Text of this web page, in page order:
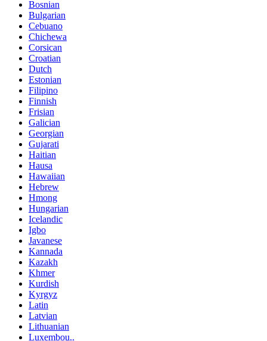
Bosnian
Bulgarian
Cebuano
Chichewa
Corsican
Croatian
Dutch
Estonian
Filipino
Finnish
Frisian
Galician
Georgian
Gujarati
Haitian
Hausa
Hawaiian
Hebrew
Hmong
Hungarian
Icelandic
Igbo
Javanese
Kannada
Kazakh
Khmer
Kurdish
Kyrgyz
Latin
Latvian
Lithuanian
Luxembou..